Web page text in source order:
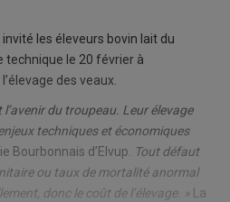
les éleveurs bovin lait du
technique le 20 février à
des veaux.
du troupeau. Leur élevage
techniques et économiques
Bourbonnais d’Elvup. Tout défaut
ou taux de mortalité anormal
donc le coût de l’élevage. » La